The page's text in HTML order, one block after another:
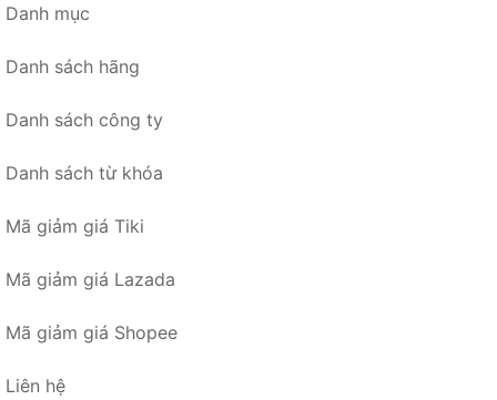
Danh mục
Danh sách hãng
Danh sách công ty
Danh sách từ khóa
Mã giảm giá Tiki
Mã giảm giá Lazada
Mã giảm giá Shopee
Liên hệ